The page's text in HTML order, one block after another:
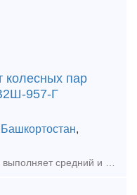
колесных пар
957-Г
,
ООО «ТРАНС-ПЕТРОЛ-СЕРВИС» выполняет средний и текущий ремонт колесных пар грузовых вагонов РУ1-957-Г, РУ1Ш-957-Г, РВ2Ш-957-Г с использованием запасных частей собственности Заказчика и Подрядчика. Тек